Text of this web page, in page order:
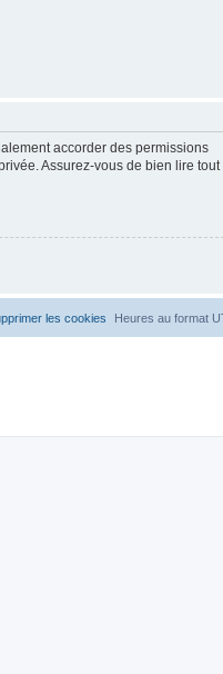
accorder des permissions
Assurez-vous de bien lire tout
Heures au format
les cookies